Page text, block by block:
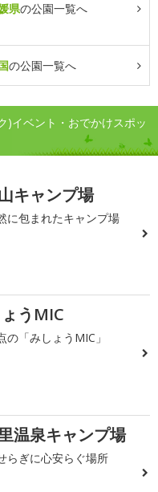
県の公園一覧へ
の公園一覧へ
)イベント・おでかけスポッ
キャンプ場
に包まれたキャンプ場
うMIC
の「みしょうMIC」
温泉キャンプ場
らぎに心安らぐ場所